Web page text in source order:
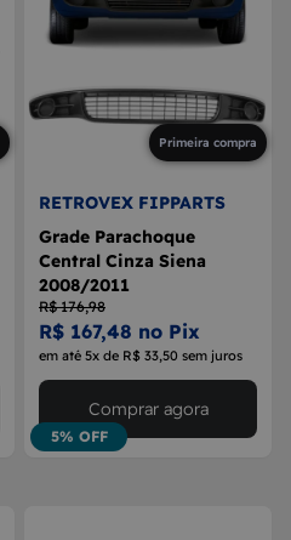
Primeira compra
RETROVEX FIPPARTS
Grade Parachoque
Central Cinza Siena
2008/2011
R$ 176,98
R$ 167,48 no Pix
em até 5x de R$ 33,50 sem juros
5% OFF
Comprar agora